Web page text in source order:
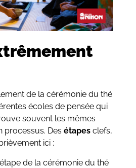
de la cérémonie du thé
écoles de pensée qui
souvent les mêmes
processus. Des étapesclefs,
ici :
de la cérémonie du thé